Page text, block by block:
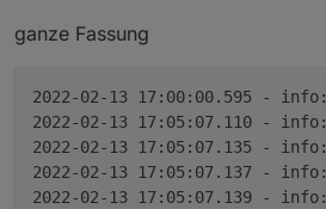
ganze Fassung
2022-02-13 17:00:00.595 - info:
2022-02-13 17:05:07.110 - info:
2022-02-13 17:05:07.135 - info:
2022-02-13 17:05:07.137 - info:
2022-02-13 17:05:07.139 - info: